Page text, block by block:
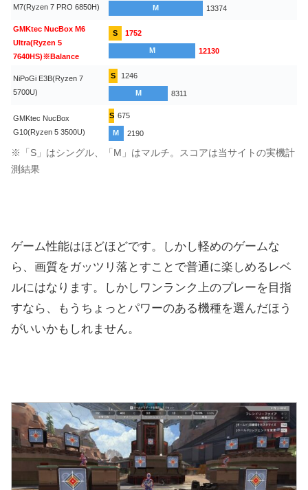
M7(Ryzen 7 PRO 6850H)
M 13374
GMKtec NucBox M6
Ultra(Ryzen 5
7640HS)※Balance
S 1752
M 12130
NiPoGi E3B(Ryzen 7
5700U)
S 1246
M 8311
GMKtec NucBox
G10(Ryzen 5 3500U)
S 675
M 2190
※「S」はシングル、「M」はマルチ。スコアは当サイトの実機計
測結果
ゲーム性能はほどほどです。しかし軽めのゲームな
ら、画質をガッツリ落とすことで普通に楽しめるレベ
ルにはなります。しかしワンランク上のプレーを目指
すなら、もうちょっとパワーのある機種を選んだほう
がいいかもしれません。